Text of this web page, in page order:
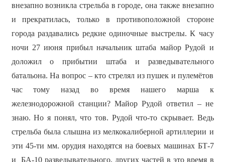
внезапно возникла стрельба в городе, она также внезапно
и прекратилась, только в противоположной стороне
города раздавались редкие одиночные выстрелы. К часу
ночи 27 июня прибыл начальник штаба майор Рудой и
доложил о прибытии штаба и разведывательного
батальона. На вопрос – кто стрелял из пушек и пулемётов
час тому назад во время нашего марша к
железнодорожной станции? Майор Рудой ответил – не
знаю. Но я понял, что тов. Рудой что-то скрывает. Ведь
стрельба была слышна из мелкокалиберной артиллерии и
эти 45-ти мм. орудия находятся на боевых машинах БТ-7
и БА-10 разведывательного, других частей в это время в